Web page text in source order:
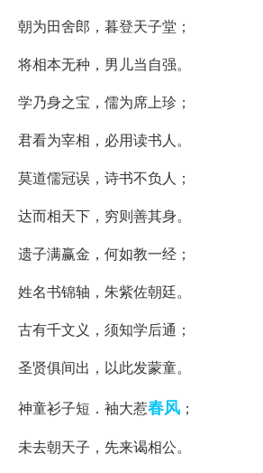
朝为田舍郎，暮登天子堂；
将相本无种，男儿当自强。
学乃身之宝，儒为席上珍；
君看为宰相，必用读书人。
莫道儒冠误，诗书不负人；
达而相天下，穷则善其身。
遗子满赢金，何如教一经；
姓名书锦轴，朱紫佐朝廷。
古有千文义，须知学后通；
圣贤俱间出，以此发蒙童。
神童衫子短．袖大惹春风 ；
未去朝天子，先来谒相公。